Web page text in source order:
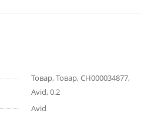
Товар, Товар, СН000034877,
Avid, 0.2
Avid